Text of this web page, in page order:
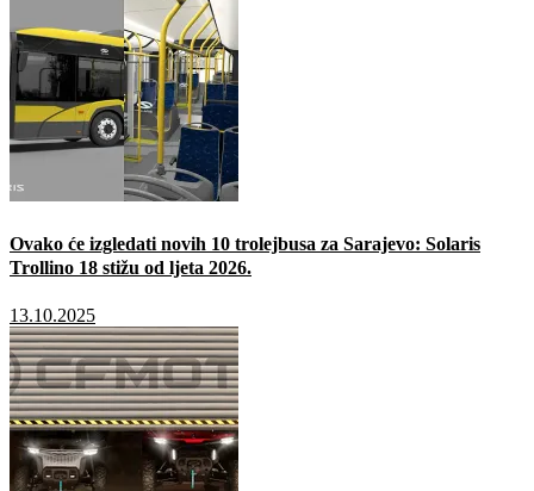
Ovako će izgledati novih 10 trolejbusa za Sarajevo: Solaris
Trollino 18 stižu od ljeta 2026.
13.10.2025